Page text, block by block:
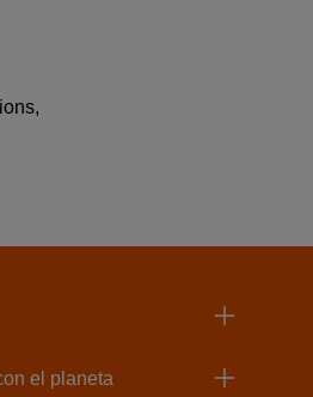
el planeta